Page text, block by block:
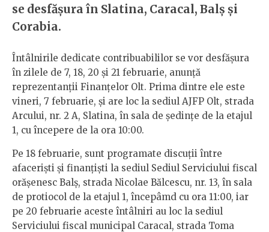
se desfăşura în Slatina, Caracal, Balş şi
Corabia.
Întâlnirile dedicate contribuabililor se vor desfăşura
în zilele de 7, 18, 20 şi 21 februarie, anunţă
reprezentanţii Finanţelor Olt. Prima dintre ele este
vineri, 7 februarie, şi are loc la sediul AJFP Olt, strada
Arcului, nr. 2 A, Slatina, în sala de şedinţe de la etajul
1, cu începere de la ora 10:00.
Pe 18 februarie, sunt programate discuţii între
afacerişti şi finanţişti la sediul Sediul Serviciului fiscal
orăşenesc Balş, strada Nicolae Bălcescu, nr. 13, în sala
de protiocol de la etajul 1, începâmd cu ora 11:00, iar
pe 20 februarie aceste întâlniri au loc la sediul
Serviciului fiscal municipal Caracal, strada Toma